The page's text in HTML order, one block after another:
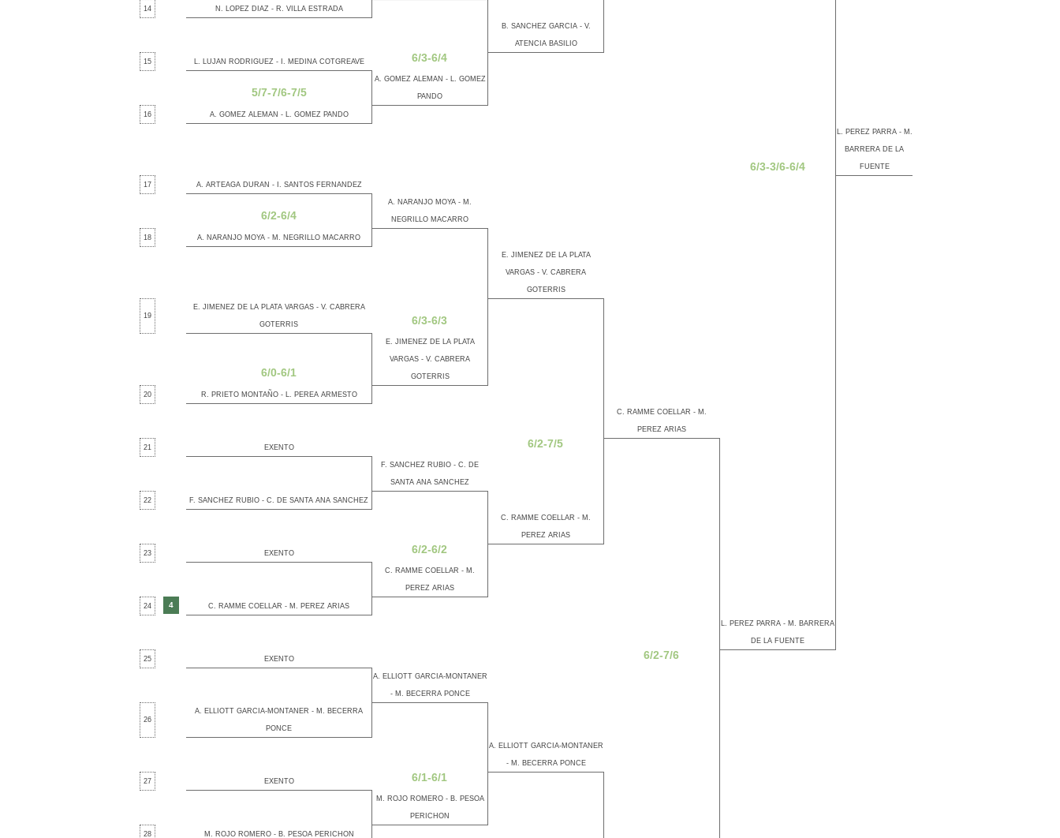
14 N. LOPEZ DIAZ - R. VILLA ESTRADA
6/3-6/4
B. SANCHEZ GARCIA - V.
ATENCIA BASILIO
15 L. LUJAN RODRIGUEZ - I. MEDINA COTGREAVE
5/7-7/6-7/5
A. GOMEZ ALEMAN - L. GOMEZ
PANDO
16 A. GOMEZ ALEMAN - L. GOMEZ PANDO
6/3-3/6-6/4
L. PEREZ PARRA - M.
BARRERA DE LA
FUENTE
17 A. ARTEAGA DURAN - I. SANTOS FERNANDEZ
6/2-6/4
A. NARANJO MOYA - M.
NEGRILLO MACARRO
18 A. NARANJO MOYA - M. NEGRILLO MACARRO
6/3-6/3
E. JIMENEZ DE LA PLATA
VARGAS - V. CABRERA
GOTERRIS
19
E. JIMENEZ DE LA PLATA VARGAS - V. CABRERA
GOTERRIS
6/0-6/1
E. JIMENEZ DE LA PLATA
VARGAS - V. CABRERA
GOTERRIS
20 R. PRIETO MONTAÑO - L. PEREA ARMESTO
6/2-7/5
C. RAMME COELLAR - M.
PEREZ ARIAS
21 EXENTO
F. SANCHEZ RUBIO - C. DE
SANTA ANA SANCHEZ
22 F. SANCHEZ RUBIO - C. DE SANTA ANA SANCHEZ
6/2-6/2
C. RAMME COELLAR - M.
PEREZ ARIAS
23 EXENTO
C. RAMME COELLAR - M.
PEREZ ARIAS
24 4 C. RAMME COELLAR - M. PEREZ ARIAS
6/2-7/6
L. PEREZ PARRA - M. BARRERA
DE LA FUENTE
25 EXENTO
A. ELLIOTT GARCIA-MONTANER
- M. BECERRA PONCE
26
A. ELLIOTT GARCIA-MONTANER - M. BECERRA
PONCE
6/1-6/1
A. ELLIOTT GARCIA-MONTANER
- M. BECERRA PONCE
27 EXENTO
M. ROJO ROMERO - B. PESOA
PERICHON
28 M. ROJO ROMERO - B. PESOA PERICHON